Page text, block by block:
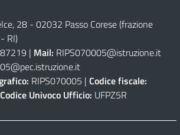
28 - 02032 Passo Corese (frazione
RI)
| Mail: RIPS070005@istruzione.it
RIPS070005 | Codice fiscale:
Codice Univoco Ufficio: UFPZ5R